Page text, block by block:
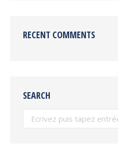
RECENT COMMENTS
SEARCH
Search: